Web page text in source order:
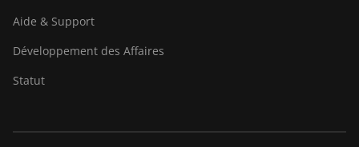
Aide & Support
Développement des Affaires
Statut